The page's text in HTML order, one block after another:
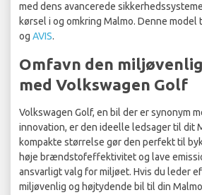
med dens avancerede
kørsel i og omkring Malmo. Denne model
og AVIS.
Omfavn den
med Volkswagen Golf
Volkswagen Golf, en bil der er synonym
innovation, er den ideelle ledsager til dit
kompakte størrelse gør den perfekt til
høje brændstofeffektivitet og lave
ansvarligt valg for miljøet. Hvis du leder
miljøvenlig og højtydende bil til din